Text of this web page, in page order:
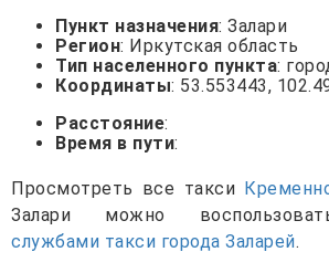
Пункт назначения: Залари
Регион: Иркутская область
Тип населенного пункта:
Координаты: 53.553443,
Расстояние:
Время в пути:
Просмотреть все такси
Залари можно
службами такси города Заларей.